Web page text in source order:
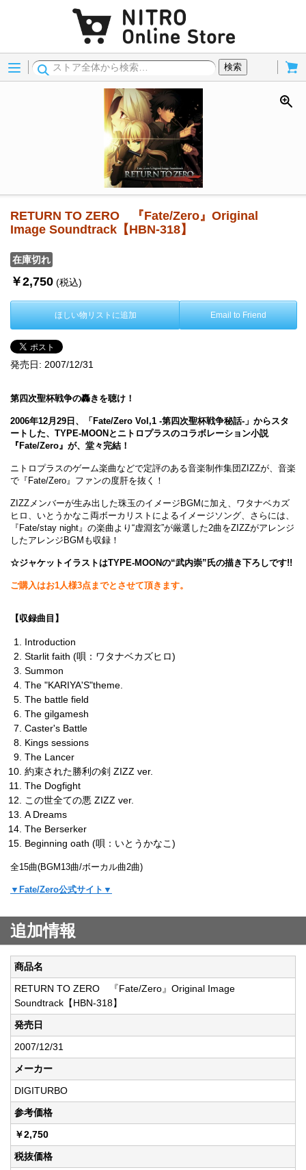
Menu
検索
RETURN TO ZERO 『Fate/Zero』Original
Image Soundtrack【HBN-318】
在庫切れ
￥2,750 (税込)
ほしい物リストに追加 Email to Friend
発売日: 2007/12/31
第四次聖杯戦争の轟きを聴け！
2006年12月29日、「Fate/Zero Vol,1 -第四次聖杯戦争秘話-」からスタ
ートした、TYPE-MOONとニトロプラスのコラボレーション小説
『Fate/Zero』が、堂々完結！
ニトロプラスのゲーム楽曲などで定評のある音楽制作集団ZIZZが、音楽
で『Fate/Zero』ファンの度肝を抜く！
ZIZZメンバーが生み出した珠玉のイメージBGMに加え、ワタナベカズ
ヒロ、いとうかなこ両ボーカリストによるイメージソング、さらには、
『Fate/stay night』の楽曲より“虚淵玄”が厳選した2曲をZIZZがアレンジ
したアレンジBGMも収録！
☆ジャケットイラストはTYPE-MOONの“武内崇”氏の描き下ろしです!!
ご購入はお1人様3点までとさせて頂きます。
【収録曲目】
Introduction
Starlit faith (唄：ワタナベカズヒロ)
Summon
The "KARIYA'S"theme.
The battle field
The gilgamesh
Caster's Battle
Kings sessions
The Lancer
約束された勝利の剣 ZIZZ ver.
The Dogfight
この世全ての悪 ZIZZ ver.
A Dreams
The Berserker
Beginning oath (唄：いとうかなこ)
全15曲(BGM13曲/ボーカル曲2曲)
▼Fate/Zero公式サイト▼
追加情報
商品名
RETURN TO ZERO 『Fate/Zero』Original Image
Soundtrack【HBN-318】
発売日
2007/12/31
メーカー
DIGITURBO
参考価格
￥2,750
税抜価格